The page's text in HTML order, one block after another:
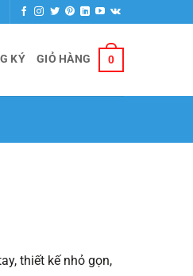
KÝ GIỎ HÀNG 0
thiết kế nhỏ gọn,